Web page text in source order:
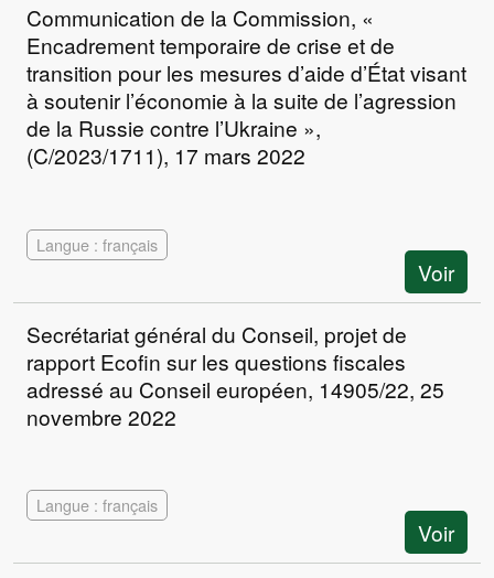
Communication de la Commission, «
Encadrement temporaire de crise et de
transition pour les mesures d’aide d’État visant
à soutenir l’économie à la suite de l’agression
de la Russie contre l’Ukraine »,
(C/2023/1711), 17 mars 2022
Langue : français
Voir
Secrétariat général du Conseil, projet de
rapport Ecofin sur les questions fiscales
adressé au Conseil européen, 14905/22, 25
novembre 2022
Langue : français
Voir